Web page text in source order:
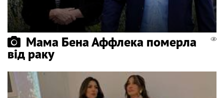
Мама Бена Аффлека померла
від раку